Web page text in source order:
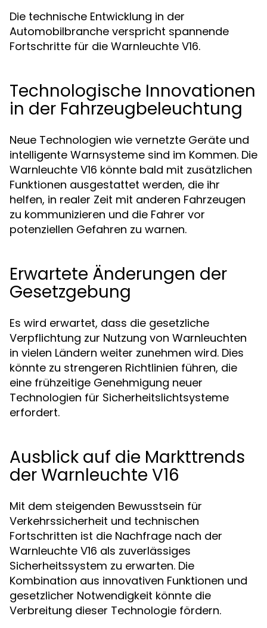
Die technische Entwicklung in der
Automobilbranche verspricht spannende
Fortschritte für die Warnleuchte V16.
Technologische Innovationen
in der Fahrzeugbeleuchtung
Neue Technologien wie vernetzte Geräte und
intelligente Warnsysteme sind im Kommen. Die
Warnleuchte V16 könnte bald mit zusätzlichen
Funktionen ausgestattet werden, die ihr
helfen, in realer Zeit mit anderen Fahrzeugen
zu kommunizieren und die Fahrer vor
potenziellen Gefahren zu warnen.
Erwartete Änderungen der
Gesetzgebung
Es wird erwartet, dass die gesetzliche
Verpflichtung zur Nutzung von Warnleuchten
in vielen Ländern weiter zunehmen wird. Dies
könnte zu strengeren Richtlinien führen, die
eine frühzeitige Genehmigung neuer
Technologien für Sicherheitslichtsysteme
erfordert.
Ausblick auf die Markttrends
der Warnleuchte V16
Mit dem steigenden Bewusstsein für
Verkehrssicherheit und technischen
Fortschritten ist die Nachfrage nach der
Warnleuchte V16 als zuverlässiges
Sicherheitssystem zu erwarten. Die
Kombination aus innovativen Funktionen und
gesetzlicher Notwendigkeit könnte die
Verbreitung dieser Technologie fördern.